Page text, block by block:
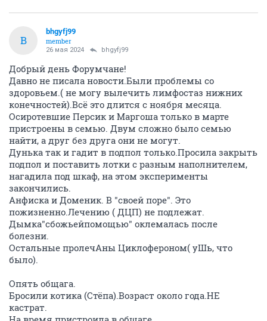
B
bhgyfj99
member
26 мая 2024 bhgyfj99
Добрый день Форумчане!
Давно не писала новости.Были проблемы со
здоровьем.( не могу вылечить лимфостаз нижних
конечностей).Всё это длится с ноября месяца.
Осиротевшие Персик и Маргоша только в марте
пристроены в семью. Двум сложно было семью
найти, а друг без друга они не могут.
Дунька так и гадит в подпол только.Просила закрыть
подпол и поставить лотки с разным наполнителем,
нагадила под шкаф, на этом эксперименты
закончились.
Анфиска и Доменик. В "своей поре". Это
пожизненно.Лечению ( ДЦП) не подлежат.
Дымка"сбожьейпомощью" оклемалась после
болезни.
Остальные пролечАны Циклофероном( уШь, что
было).
Опять общага.
Бросили котика (Стёпа).Возраст около года.НЕ
кастрат.